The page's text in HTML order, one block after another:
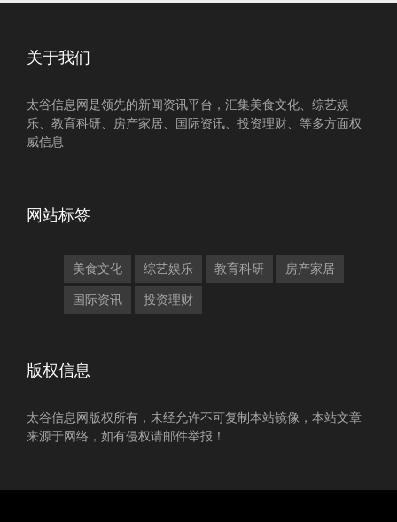
关于我们
太谷信息网是领先的新闻资讯平台，汇集美食文化、综艺娱
乐、教育科研、房产家居、国际资讯、投资理财、等多方面权
威信息
网站标签
美食文化 综艺娱乐 教育科研 房产家居
国际资讯 投资理财
版权信息
太谷信息网版权所有，未经允许不可复制本站镜像，本站文章
来源于网络，如有侵权请邮件举报！